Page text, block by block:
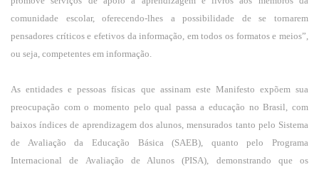
comunidade escolar, oferecendo-lhes a possibilidade de se tornarem
pensadores críticos e efetivos da informação, em todos os formatos e meios”,
ou seja, competentes em informação.
As entidades e pessoas físicas que assinam este Manifesto expõem sua
preocupação com o momento pelo qual passa a educação no Brasil, com
baixos índices de aprendizagem dos alunos, mensurados tanto pelo Sistema
de Avaliação da Educação Básica (SAEB), quanto pelo Programa
Internacional de Avaliação de Alunos (PISA), demonstrando que os